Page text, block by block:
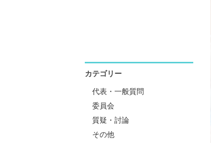
カテゴリー
代表・一般質問
委員会
質疑・討論
その他